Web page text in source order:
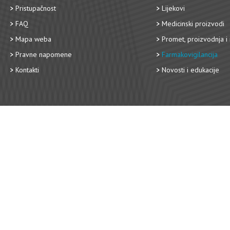
Pristupačnost
FAQ
Mapa weba
Pravne napomene
Kontakti
Lijekovi
Medicinski proizvodi
Promet, proizvodnja i
Farmakovigilancija
Novosti i edukacije